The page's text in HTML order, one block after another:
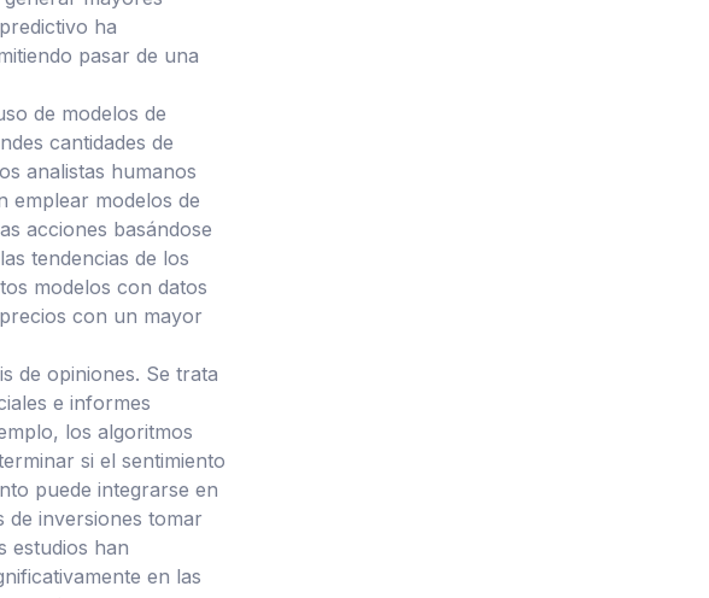
ha
pasar de una
de modelos de
cantidades de
analistas humanos
emplear modelos de
acciones basándose
tendencias de los
modelos con datos
con un mayor
de opiniones. Se trata
e informes
los algoritmos
si el sentimiento
puede integrarse en
de inversiones tomar
estudios han
en las